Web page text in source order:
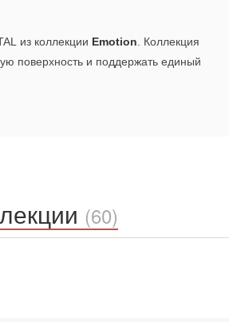
из коллекции Emotion . Коллекция
поверхность и поддержать единый
(60)